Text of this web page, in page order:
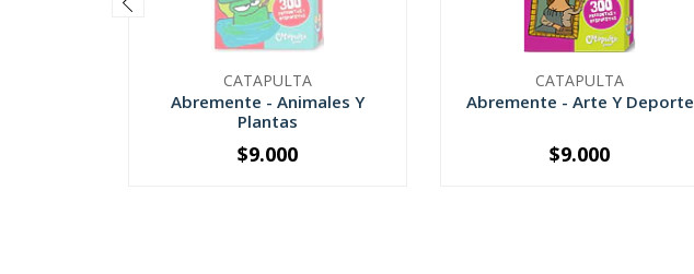
CATAPULTA
Abremente - Animales Y
Plantas
SOLD OUT
$9.000
CATAPULTA
Abremente - Arte Y Deporte
+
$9.000